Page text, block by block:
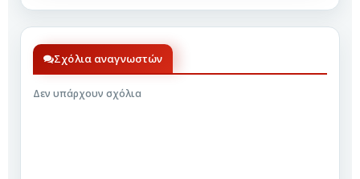
Σχόλια αναγνωστών
Δεν υπάρχουν σχόλια